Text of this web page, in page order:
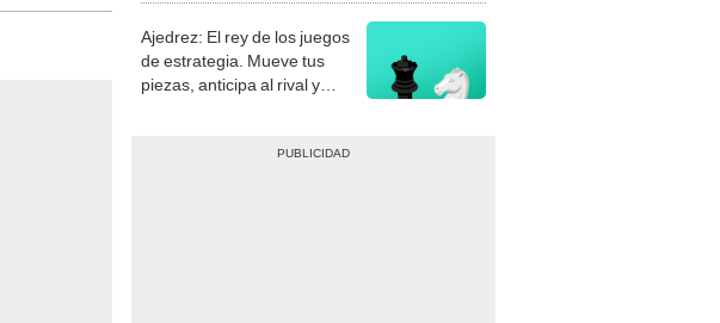
Ajedrez: El rey de los juegos
de estrategia. Mueve tus
piezas, anticipa al rival y